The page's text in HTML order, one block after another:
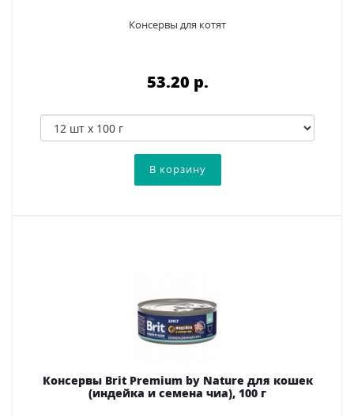
Консервы для котят
53.20 p.
Консервы Brit Premium by Nature для кошек
(индейка и семена чиа), 100 г